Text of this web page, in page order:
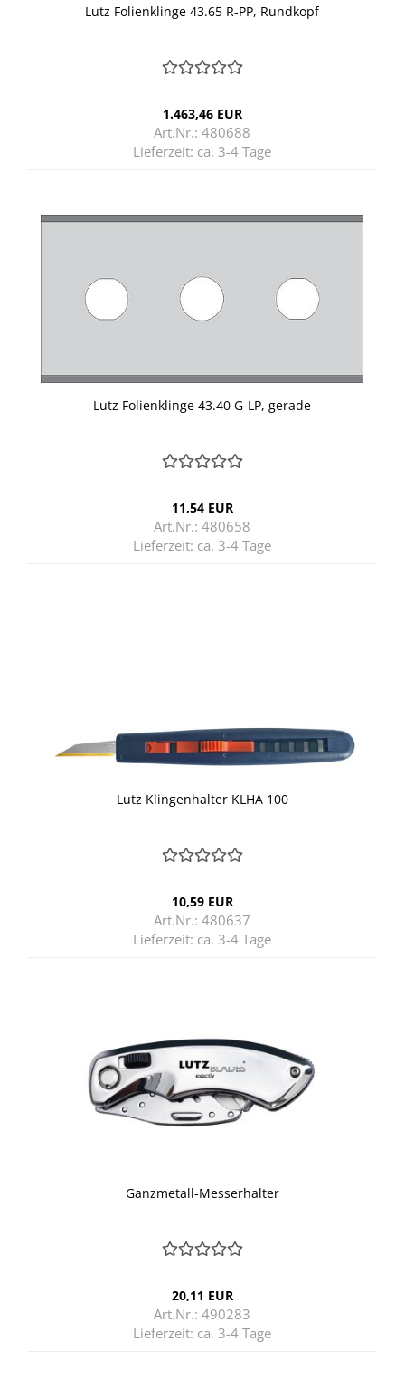
Lutz Fo­li­en­klin­ge 43.65 R-PP, Rund­kopf
1.463,46 EUR
Art.Nr.: 480688
Lieferzeit: ca. 3-4 Tage
Lutz Fo­li­en­klin­ge 43.40 G-LP, ge­ra­de
11,54 EUR
Art.Nr.: 480658
Lieferzeit: ca. 3-4 Tage
Lutz Klin­gen­hal­ter KLHA 100
10,59 EUR
Art.Nr.: 480637
Lieferzeit: ca. 3-4 Tage
Ganzmetall-​​Mes­s­er­hal­ter
20,11 EUR
Art.Nr.: 490283
Lieferzeit: ca. 3-4 Tage